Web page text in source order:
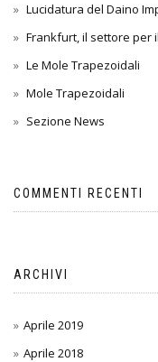
Lucidatura del Daino
Frankfurt, il settore per
Le Mole Trapezoidali
Mole Trapezoidali
Sezione News
COMMENTI RECENTI
ARCHIVI
Aprile 2019
Aprile 2018